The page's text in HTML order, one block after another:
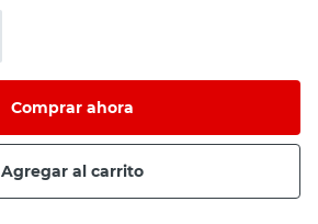
Comprar ahora
Agregar al carrito